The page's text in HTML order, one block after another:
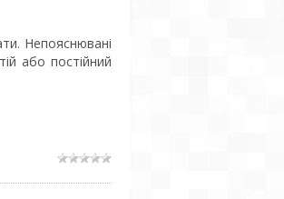
Непояснювані
або постійний